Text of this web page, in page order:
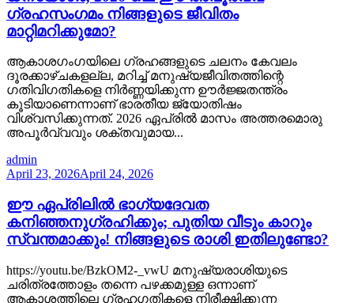
ഗ്രഹസംഗമം നിങ്ങളുടെ ജീവിതം
മാറ്റിമറിക്കുമോ?
ആകാശഗംഗയിലെ ഗ്രഹങ്ങളുടെ ചലനം കേവലം
ദൂരക്കാഴ്ചകളല്ല, മറിച്ച് മനുഷ്യജീവിതത്തിന്റെ
ഗതിവിഗതികളെ നിർണ്ണയിക്കുന്ന ഊർജ്ജതന്ത്രം
കൂടിയാണെന്നാണ് ഭാരതീയ ജ്യോതിഷം
വിശ്വസിക്കുന്നത്. 2026 ഏപ്രിൽ മാസം അത്തരമൊരു
അപൂർവ്വവും ശക്തവുമായ...
admin
April 23, 2026April 24, 2026
ഈ ഏപ്രിലിൽ ഭാഗ്യദേവത
കനിഞ്ഞനുഗ്രഹിക്കും; പുതിയ വീടും കാറും
സ്വന്തമാക്കും! നിങ്ങളുടെ രാശി ഇതിലുണ്ടോ?
https://youtu.be/BzkOM2-_vwU മനുഷ്യരാശിയുടെ
ചരിത്രത്തോളം തന്നെ പഴക്കമുള്ള ഒന്നാണ്
ആകാശത്തിലെ ഗ്രഹഗതികളെ നിരീക്ഷിക്കുന്ന